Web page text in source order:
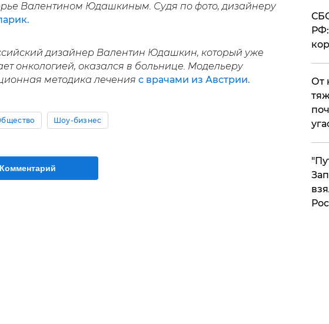
Валентином Юдашкиным. Судя по фото, дизайнеру
дизайнер Валентин Юдашкин, который уже
онкологией, оказался в больнице. Модельеру
методика лечения с врачами из Австрии.
Шоу-бизнес
От